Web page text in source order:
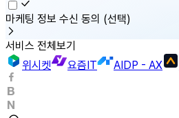
마케팅 정보 수신 동의 (선택)
서비스 전체보기
위시켓
요즘IT AIDP - AX